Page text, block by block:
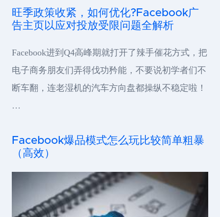
旺季政策收紧，如何优化?Facebook广
告主页以应对投放受限问题全解析
Facebook进到Q4高峰期就打开了辣手催花方式，把
电子商务朋友们弄得伐功矜能，不要说初学者们不
断车翻，连老湿机的汽车方向盘都操纵不稳定啦！
…
Facebook爆品模式怎么玩比较简单粗暴
（高效）